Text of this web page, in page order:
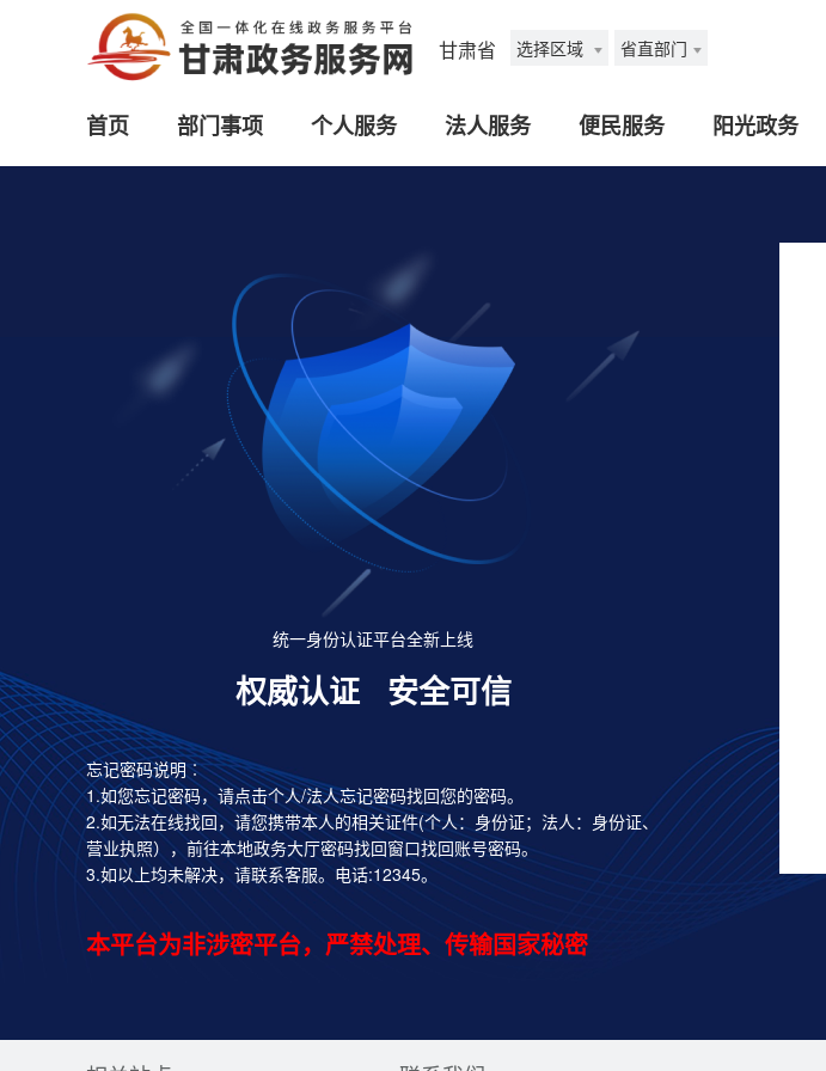
甘肃省 选择区域 省直部门
首页 部门事项 个人服务 法人服务 便民服务 阳光政务
统一身份认证平台全新上线
权威认证 安全可信
忘记密码说明︰
1.如您忘记密码，请点击个人/法人忘记密码找回您的密码。
2.如无法在线找回，请您携带本人的相关证件(个人：身份证；法人：身份证、
营业执照），前往本地政务大厅密码找回窗口找回账号密码。
3.如以上均未解决，请联系客服。电话:12345。
本平台为非涉密平台，严禁处理、传输国家秘密